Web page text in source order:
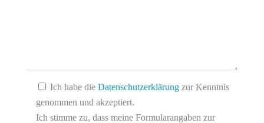
Ich habe die Datenschutzerklärungzur Kenntnis
genommen und akzeptiert.
Ich stimme zu, dass meine Formularangaben zur